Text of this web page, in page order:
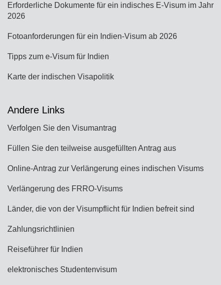
Erforderliche Dokumente für ein indisches E-Visum im Jahr
2026
Fotoanforderungen für ein Indien-Visum ab 2026
Tipps zum e-Visum für Indien
Karte der indischen Visapolitik
Andere Links
Verfolgen Sie den Visumantrag
Füllen Sie den teilweise ausgefüllten Antrag aus
Online-Antrag zur Verlängerung eines indischen Visums
Verlängerung des FRRO-Visums
Länder, die von der Visumpflicht für Indien befreit sind
Zahlungsrichtlinien
Reiseführer für Indien
elektronisches Studentenvisum